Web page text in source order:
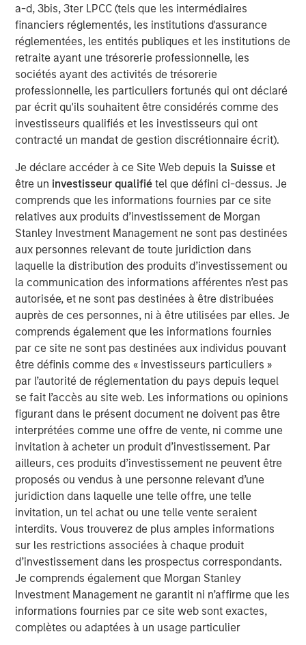
a-d, 3bis, 3ter LPCC (tels que les intermédiaires
financiers réglementés, les institutions d'assurance
réglementées, les entités publiques et les institutions de
retraite ayant une trésorerie professionnelle, les
sociétés ayant des activités de trésorerie
professionnelle, les particuliers fortunés qui ont déclaré
par écrit qu'ils souhaitent être considérés comme des
investisseurs qualifiés et les investisseurs qui ont
contracté un mandat de gestion discrétionnaire écrit).
Je déclare accéder à ce Site Web depuis la Suisse et
être un investisseur qualifiétel que défini ci-dessus. Je
comprends que les informations fournies par ce site
relatives aux produits d’investissement de Morgan
Stanley Investment Management ne sont pas destinées
aux personnes relevant de toute juridiction dans
laquelle la distribution des produits d’investissement ou
la communication des informations afférentes n’est pas
autorisée, et ne sont pas destinées à être distribuées
auprès de ces personnes, ni à être utilisées par elles. Je
comprends également que les informations fournies
par ce site ne sont pas destinées aux individus pouvant
être définis comme des « investisseurs particuliers »
par l’autorité de réglementation du pays depuis lequel
se fait l’accès au site web. Les informations ou opinions
figurant dans le présent document ne doivent pas être
interprétées comme une offre de vente, ni comme une
invitation à acheter un produit d’investissement. Par
ailleurs, ces produits d’investissement ne peuvent être
proposés ou vendus à une personne relevant d’une
juridiction dans laquelle une telle offre, une telle
invitation, un tel achat ou une telle vente seraient
interdits. Vous trouverez de plus amples informations
sur les restrictions associées à chaque produit
d’investissement dans les prospectus correspondants.
Je comprends également que Morgan Stanley
Investment Management ne garantit ni n’affirme que les
informations fournies par ce site web sont exactes,
complètes ou adaptées à un usage particulier
Dan Callahan, CFA
Vice President
This is a follow up to our recent report, “Bayes and
Base Rates,” which argued that to anticipate what is
as a prior probability distribution and to update your
view based on new information.
That report sparked interest and some questions
that we address, including how to handle inflation,
the appropriate reference class, and groundbreaking
technologies.
Comparing the projected sales growth rates of a
couple of companies, including OpenAI, to base
rates revealed that these forecasts are highly
improbable in the context of history.
Base rates are dynamic distributions, and nothing in
past results says OpenAI's projected rates of growth
are unachievable.
Factors working in favor of OpenAI are rapid
adoption of the product, high one-year sales
growth, and the fact that intangible-intensive
businesses have proven they can grow fast.
On the other hand, there have been numerous
disruptive innovations since 1950, and most of the
all-time leaders in sales growth have done so
through M&A rather than organically.
Télécharger le PDF
Counterpoint Global